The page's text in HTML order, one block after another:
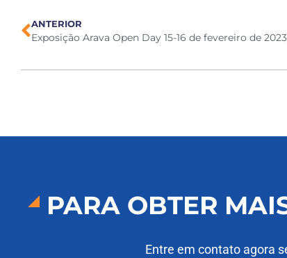
ANTERIOR
Exposição Arava Open Day 15-16 de fevereiro de 2023
PARA OBTER
Entre em contato agora